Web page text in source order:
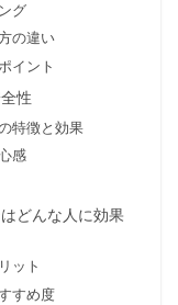
グ
の違い
イント
性
特徴と効果
感
どんな人に効果
ット
すめ度